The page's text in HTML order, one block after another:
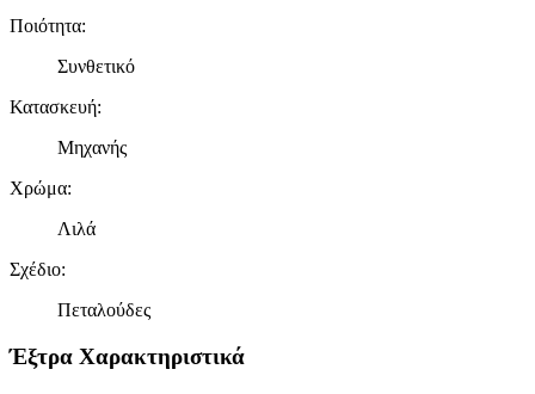
Ποιότητα:
Συνθετικό
Κατασκευή:
Μηχανής
Χρώμα:
Λιλά
Σχέδιο:
Πεταλούδες
Έξτρα Χαρακτηριστικά